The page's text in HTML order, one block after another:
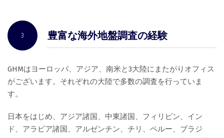
3 豊富な海外地盤調査の経験
GHMはヨーロッパ、アジア、南米と3大陸にまたがりオフィス
がございます。それぞれの大陸で多数の調査を行っていま
す。
日本をはじめ、アジア諸国、中東諸国、フィリピン、イン
ド、アラビア諸国、アルゼンチン、チリ、ペルー、ブラジ